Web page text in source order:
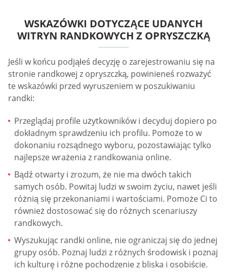
WSKAZÓWKI DOTYCZĄCE UDANYCH
WITRYN RANDKOWYCH Z OPRYSZCZKĄ
Jeśli w końcu podjąłeś decyzję o zarejestrowaniu się na
stronie randkowej z opryszczką, powinieneś rozważyć
te wskazówki przed wyruszeniem w poszukiwaniu
randki:
Przeglądaj profile użytkowników i decyduj dopiero po
dokładnym sprawdzeniu ich profilu. Pomoże to w
dokonaniu rozsądnego wyboru, pozostawiając tylko
najlepsze wrażenia z randkowania online.
Bądź otwarty i zrozum, że nie ma dwóch takich
samych osób. Powitaj ludzi w swoim życiu, nawet jeśli
różnią się przekonaniami i wartościami. Pomoże Ci to
również dostosować się do różnych scenariuszy
randkowych.
Wyszukując randki online, nie ograniczaj się do jednej
grupy osób. Poznaj ludzi z różnych środowisk i poznaj
ich kulturę i różne pochodzenie z bliska i osobiście.